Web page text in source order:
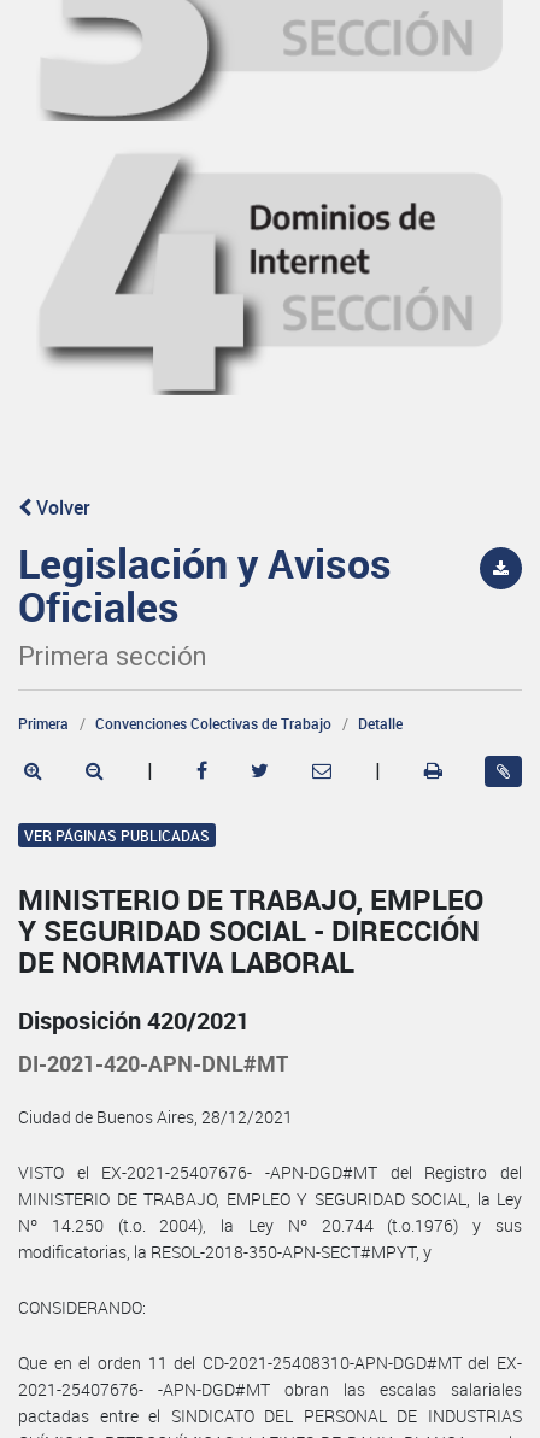
Volver
Legislación y Avisos
Oficiales
Primera sección
Primera Convenciones Colectivas de Trabajo Detalle
| |
VER PÁGINAS PUBLICADAS
MINISTERIO DE TRABAJO, EMPLEO
Y SEGURIDAD SOCIAL - DIRECCIÓN
DE NORMATIVA LABORAL
Disposición 420/2021
DI-2021-420-APN-DNL#MT
Ciudad de Buenos Aires, 28/12/2021
VISTO el EX-2021-25407676- -APN-DGD#MT del Registro del
MINISTERIO DE TRABAJO, EMPLEO Y SEGURIDAD SOCIAL, la Ley
Nº 14.250 (t.o. 2004), la Ley Nº 20.744 (t.o.1976) y sus
modificatorias, la RESOL-2018-350-APN-SECT#MPYT, y
CONSIDERANDO:
Que en el orden 11 del CD-2021-25408310-APN-DGD#MT del EX-
2021-25407676- -APN-DGD#MT obran las escalas salariales
pactadas entre el SINDICATO DEL PERSONAL DE INDUSTRIAS